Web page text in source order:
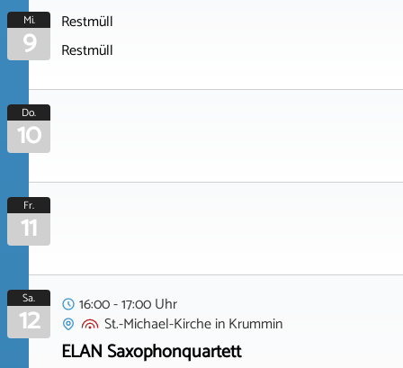
Mi.
9
Restmüll
Restmüll
Do.
10
Fr.
11
Sa.
12
16:00 - 17:00 Uhr
St.-Michael-KircheinKrummin
ELAN Saxophonquartett